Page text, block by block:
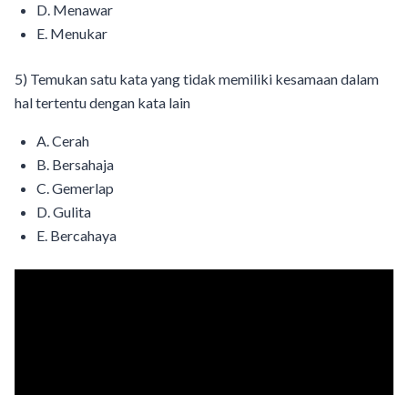
D. Menawar
E. Menukar
5) Temukan satu kata yang tidak memiliki kesamaan dalam
hal tertentu dengan kata lain
A. Cerah
B. Bersahaja
C. Gemerlap
D. Gulita
E. Bercahaya